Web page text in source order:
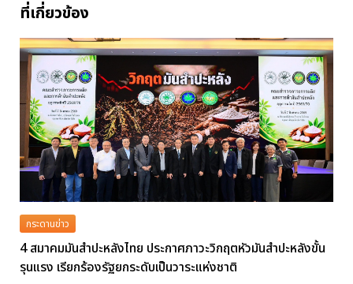
ที่เกี่ยวข้อง
กระดานข่าว
4 สมาคมมันสำปะหลังไทย ประกาศภาวะวิกฤตหัวมันสำปะหลังขั้น
รุนแรง เรียกร้องรัฐยกระดับเป็นวาระแห่งชาติ